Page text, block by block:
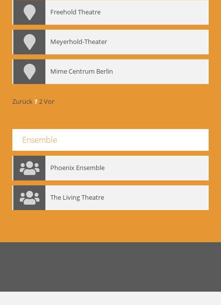
Freehold Theatre
Meyerhold-Theater
Mime Centrum Berlin
Zurück 12Vor
Ensemble
Phoenix Ensemble
The Living Theatre